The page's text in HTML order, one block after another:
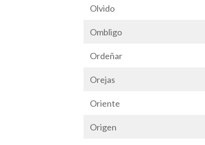
Olvido
Ombligo
Ordeñar
Orejas
Oriente
Origen